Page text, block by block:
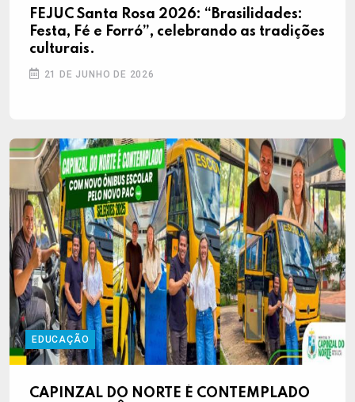
FEJUC Santa Rosa 2026: “Brasilidades:
Festa, Fé e Forró”, celebrando as tradições
culturais.
21 DE JUNHO DE 2026
EDUCAÇÃO
CAPINZAL DO NORTE É CONTEMPLADO